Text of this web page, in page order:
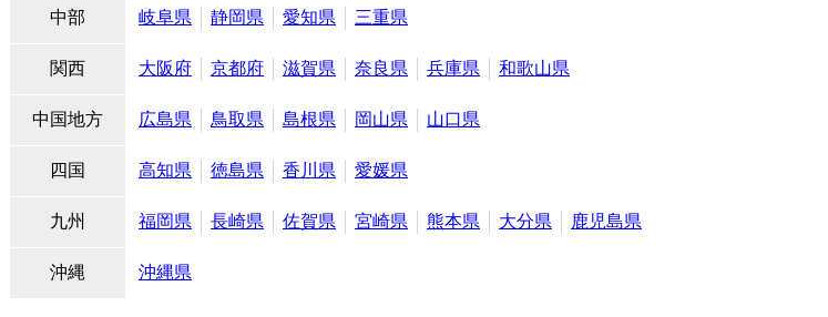
中部 岐阜県 静岡県 愛知県 三重県
関西 大阪府 京都府 滋賀県 奈良県 兵庫県 和歌山県
中国地方 広島県 鳥取県 島根県 岡山県 山口県
四国 高知県 徳島県 香川県 愛媛県
九州 福岡県 長崎県 佐賀県 宮崎県 熊本県 大分県 鹿児島県
沖縄 沖縄県